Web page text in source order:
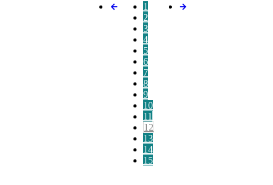
1
2
3
4
5
6
7
8
9
10
11
12
13
14
15